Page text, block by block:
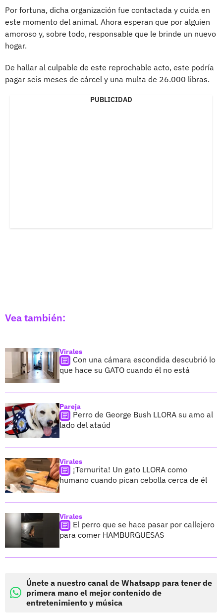
Por fortuna, dicha organización fue contactada y cuida en
este momento del animal. Ahora esperan que por alguien
amoroso y, sobre todo, responsable que le brinde un nuevo
hogar.
De hallar al culpable de este reprochable acto, este podría
pagar seis meses de cárcel y una multa de 26.000 libras.
PUBLICIDAD
Vea también:
Virales
Con una cámara escondida descubrió lo
que hace su GATO cuando él no está
Pareja
Perro de George Bush LLORA su amo al
lado del ataúd
Virales
¡Ternurita! Un gato LLORA como
humano cuando pican cebolla cerca de él
Virales
El perro que se hace pasar por callejero
para comer HAMBURGUESAS
Únete a nuestro canal de Whatsapp para tener de
primera mano el mejor contenido de
entretenimiento y música